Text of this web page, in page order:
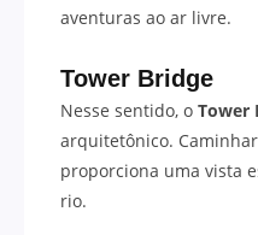
aventuras ao ar livre.
Tower Bridge
Nesse sentido, o Tower
arquitetônico.
proporciona uma vista
rio.